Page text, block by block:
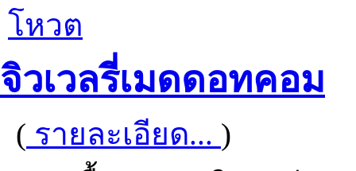
โหวต
จิวเวลรี่เมดดอทคอม
( รายละเอียด... )